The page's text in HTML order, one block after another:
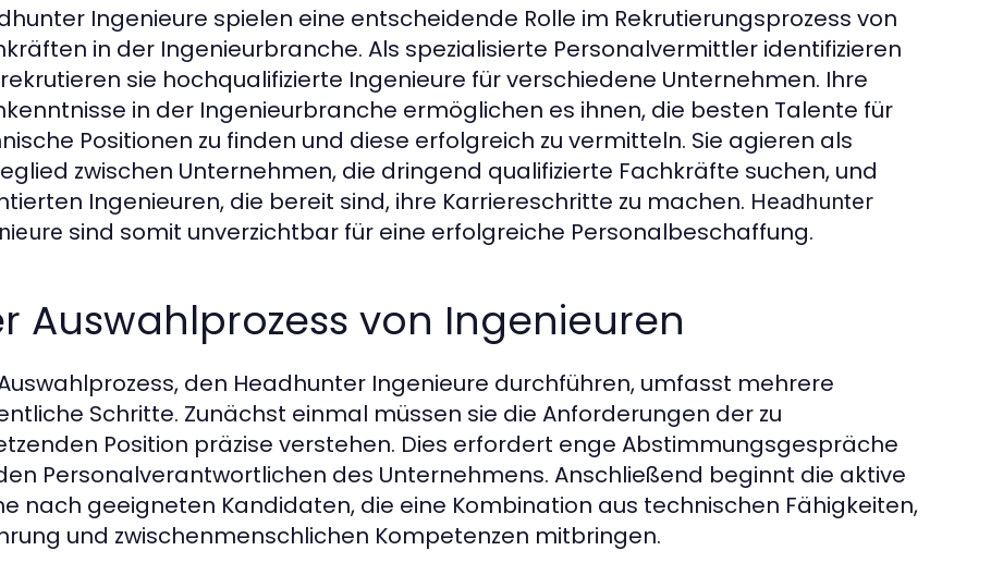
Ingenieure spielen eine entscheidende Rolle im Rekrutierungsprozess von
in der Ingenieurbranche. Als spezialisierte Personalvermittler identifizieren
sie hochqualifizierte Ingenieure für verschiedene Unternehmen. Ihre
in der Ingenieurbranche ermöglichen es ihnen, die besten Talente für
Positionen zu finden und diese erfolgreich zu vermitteln. Sie agieren als
zwischen Unternehmen, die dringend qualifizierte Fachkräfte suchen, und
Ingenieuren, die bereit sind, ihre Karriereschritte zu machen. Headhunter
sind somit unverzichtbar für eine erfolgreiche Personalbeschaffung.
Auswahlprozess von Ingenieuren
den Headhunter Ingenieure durchführen, umfasst mehrere
Schritte. Zunächst einmal müssen sie die Anforderungen der zu
Position präzise verstehen. Dies erfordert enge Abstimmungsgespräche
Personalverantwortlichen des Unternehmens. Anschließend beginnt die aktive
nach geeigneten Kandidaten, die eine Kombination aus technischen Fähigkeiten,
und zwischenmenschlichen Kompetenzen mitbringen.